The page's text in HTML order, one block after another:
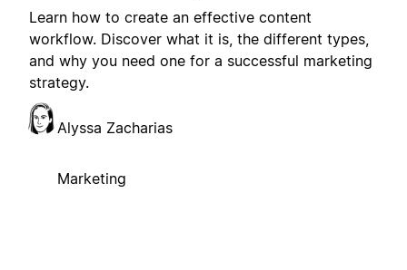
Learn how to create an effective content
workflow. Discover what it is, the different types,
and why you need one for a successful marketing
strategy.
Alyssa Zacharias
Marketing